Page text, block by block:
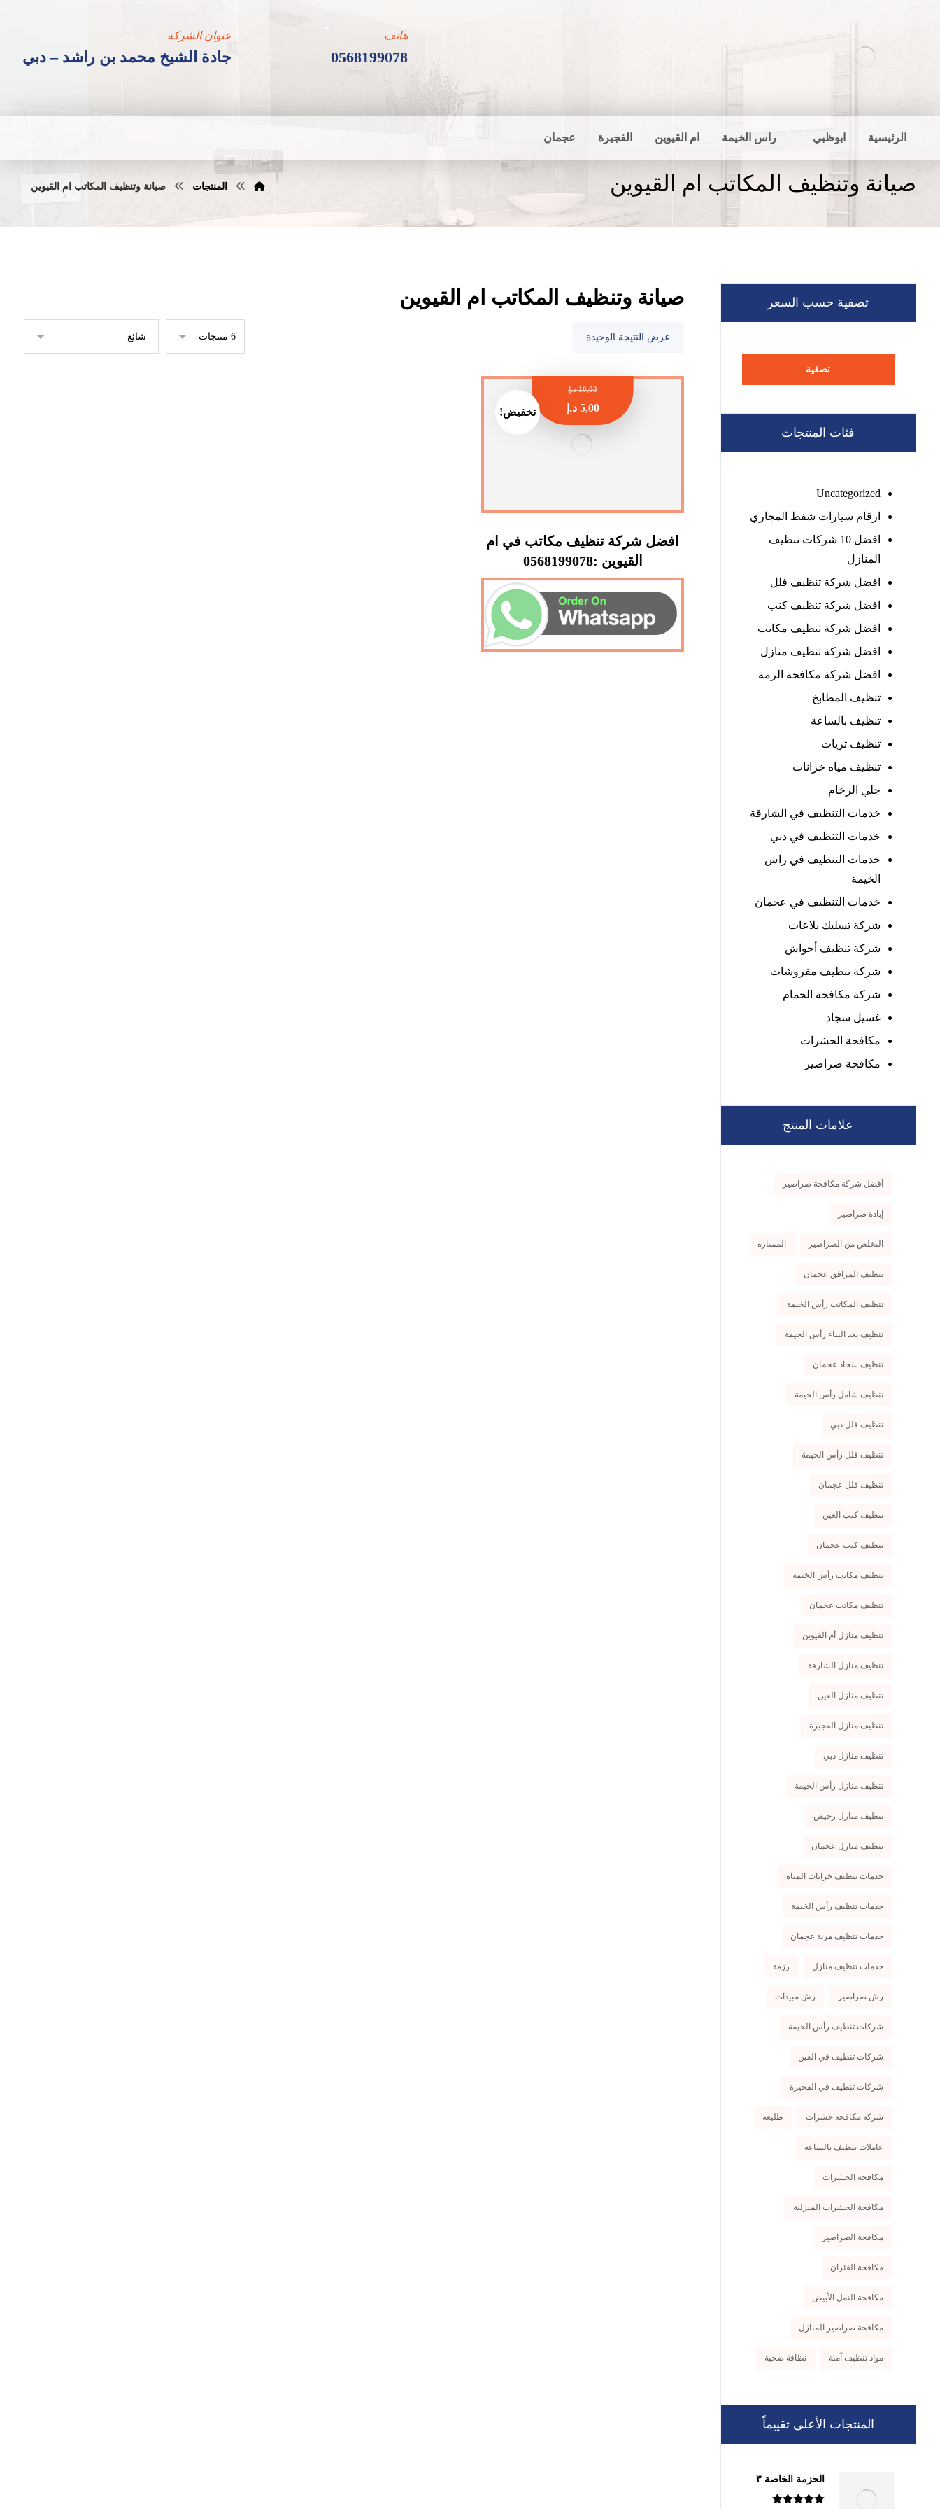
عنوان الشركة
جادة الشيخ محمد بن راشد – دبي
هاتف
0568199078
الرئيسية ابوظبي راس الخيمة ام القيوين الفجيرة عجمان
صيانة وتنظيف المكاتب ام القيوين المنتجات صيانة وتنظيف المكاتب ام القيوين
صيانة وتنظيف المكاتب ام القيوين
عرض النتيجة الوحيدة
تخفيض!
افضل شركة تنظيف مكاتب في ام
القيوين :0568199078
10,00 د.إ
5,00 د.إ
تصفية حسب السعر
تصفية
فئات المنتجات
Uncategorized
ارقام سيارات شفط المجاري
افضل 10 شركات تنظيف
المنازل
افضل شركة تنظيف فلل
افضل شركة تنظيف كنب
افضل شركة تنظيف مكاتب
افضل شركة تنظيف منازل
افضل شركة مكافحة الرمة
تنظيف المطابخ
تنظيف بالساعة
تنظيف ثريات
تنظيف مياه خزانات
جلي الرخام
خدمات التنظيف في الشارقة
خدمات التنظيف في دبي
خدمات التنظيف في راس
الخيمة
خدمات التنظيف في عجمان
شركة تسليك بلاعات
شركة تنظيف أحواش
شركة تنظيف مفروشات
شركة مكافحة الحمام
غسيل سجاد
مكافحة الحشرات
مكافحة صراصير
علامات المنتج
أفضل شركة مكافحة صراصير
إبادة صراصير
التخلص من الصراصير الممتازة
تنظيف المرافق عجمان
تنظيف المكاتب رأس الخيمة
تنظيف بعد البناء رأس الخيمة
تنظيف سجاد عجمان
تنظيف شامل رأس الخيمة
تنظيف فلل دبي
تنظيف فلل رأس الخيمة
تنظيف فلل عجمان
تنظيف كنب العين
تنظيف كنب عجمان
تنظيف مكاتب رأس الخيمة
تنظيف مكاتب عجمان
تنظيف منازل أم القيوين
تنظيف منازل الشارقة
تنظيف منازل العين
تنظيف منازل الفجيرة
تنظيف منازل دبي
تنظيف منازل رأس الخيمة
تنظيف منازل رخيص
تنظيف منازل عجمان
خدمات تنظيف خزانات المياه
خدمات تنظيف رأس الخيمة
خدمات تنظيف مرنة عجمان
خدمات تنظيف منازل رزمة
رش صراصير رش مبيدات
شركات تنظيف رأس الخيمة
شركات تنظيف في العين
شركات تنظيف في الفجيرة
شركة مكافحة حشرات طليعة
عاملات تنظيف بالساعة
مكافحة الحشرات
مكافحة الحشرات المنزلية
مكافحة الصراصير
مكافحة الفئران
مكافحة النمل الأبيض
مكافحة صراصير المنازل
مواد تنظيف آمنة نظافة صحية
المنتجات الأعلى تقييماً
الحزمة الخاصة ٣